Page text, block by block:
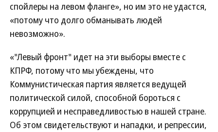
спойлеры на левом фланге», но им это не удастся,
«потому что долго обманывать людей
невозможно».
«"Левый фронт" идет на эти выборы вместе с
КПРФ, потому что мы убеждены, что
Коммунистическая партия является ведущей
политической силой, способной бороться с
коррупцией и несправедливостью в нашей стране.
Об этом свидетельствуют и нападки, и репрессии,